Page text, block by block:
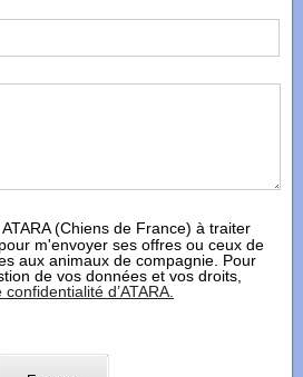
(Chiens de France) à traiter
m'envoyer ses offres ou ceux de
aux animaux de compagnie. Pour
de vos données et vos droits,
d’ATARA.